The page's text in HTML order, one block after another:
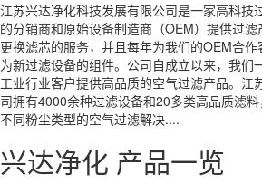
江苏兴达净化科技发展有限公司是一家高科技
的分销商和原始设备制造商（OEM）提供过
更换滤芯的服务，并且每年为我们的OEM合
为新过滤设备的组件。公司自成立以来，我们
工业行业客户提供高品质的空气过滤产品。江
司拥有4000余种过滤设备和20多类高品质滤
不同粉尘类型的空气过滤解决....
兴达净化 产品一览